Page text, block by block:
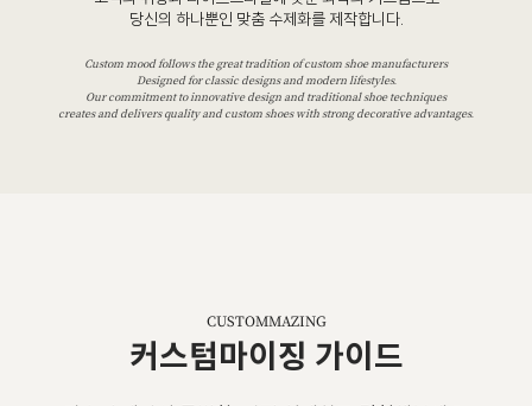
당신의 하나뿐인 맞춤 수제화를 제작합니다.
Custom mood follows the great tradition of custom shoe manufacturers
Designed for classic designs and modern lifestyles.
Our commitment to innovative design and traditional shoe techniques
creates and delivers quality and custom shoes with strong decorative advantages.
CUSTOMMAZING
커스텀마이징 가이드